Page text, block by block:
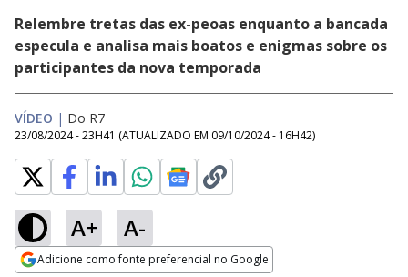
Relembre tretas das ex-peoas enquanto a bancada
especula e analisa mais boatos e enigmas sobre os
participantes da nova temporada
VÍDEO | Do R7
23/08/2024 - 23H41 (ATUALIZADO EM 09/10/2024 - 16H42)
A+ A-
Adicione como fonte preferencial no Google
Ativar
Loaded :
1.92%